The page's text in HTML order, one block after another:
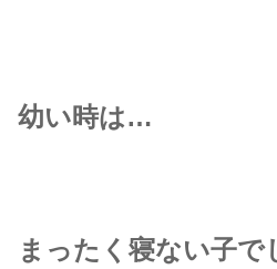
幼い時は…
まったく寝ない子で